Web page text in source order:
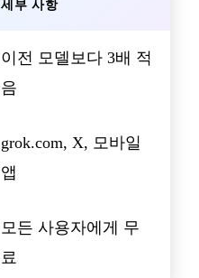
세부 사항
이전 모델보다 3배 적
음
grok.com, X, 모바일
앱
모든 사용자에게 무
료